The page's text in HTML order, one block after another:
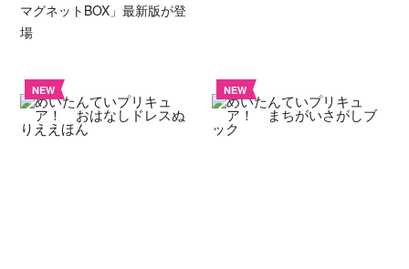
マグネットBOX」最新版が登
場
NEW NEW